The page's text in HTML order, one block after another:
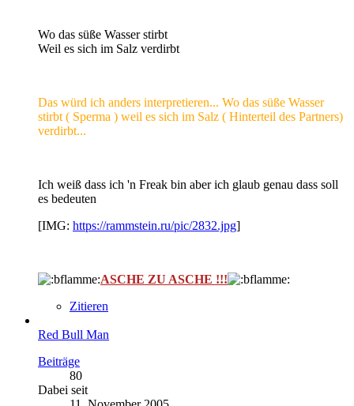
Wo das süße Wasser stirbt
Weil es sich im Salz verdirbt
Das würd ich anders interpretieren... Wo das süße Wasser
stirbt ( Sperma ) weil es sich im Salz ( Hinterteil des Partners)
verdirbt...
Ich weiß dass ich 'n Freak bin aber ich glaub genau dass soll
es bedeuten
[IMG: https://rammstein.ru/pic/2832.jpg]
ASCHE ZU ASCHE !!!
Zitieren
Red Bull Man
Beiträge
80
Dabei seit